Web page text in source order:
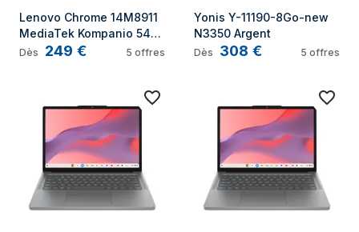
Lenovo Chrome 14M8911
MediaTek Kompanio 540
Chromebook 35,6 cm
UFS Wi-Fi 6E (802.11ax)
ChromeOS Français Bleu
Dès 249 € 5 offres
Yonis Y-11190-8Go-new
N3350 Argent
Dès 308 € 5 offres